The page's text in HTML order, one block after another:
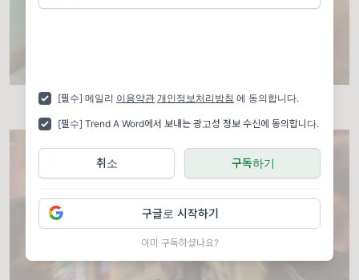
[필수] 메일리 이용약관 개인정보처리방침 에 동의합니다.
[필수] Trend A Word에서 보내는 광고성 정보 수신에 동의합니다.
구독하기
취소
구글로 시작하기
이미 구독하셨나요?
이미지 = 핀터레스트 캡쳐(https://pin.it/7cXz08Xf7)